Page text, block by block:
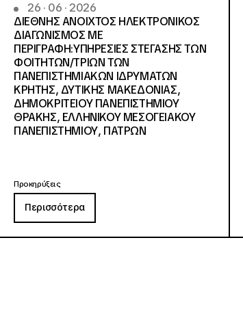
26 · 06 · 2026
ΔΙΕΘΝΗΣ ΑΝΟΙΧΤΟΣ ΗΛΕΚΤΡΟΝΙΚΟΣ
ΔΙΑΓΩΝΙΣΜΟΣ ΜΕ
ΠΕΡΙΓΡΑΦΗ:ΥΠΗΡΕΣΙΕΣ ΣΤΕΓΑΣΗΣ ΤΩΝ
ΦΟΙΤΗΤΩΝ/ΤΡΙΩΝ ΤΩΝ
ΠΑΝΕΠΙΣΤΗΜΙΑΚΩΝ ΙΔΡΥΜΑΤΩΝ
KΡΗΤΗΣ, ΔΥΤΙΚΗΣ ΜΑΚΕΔΟΝΙΑΣ,
ΔΗΜΟΚΡΙΤΕΙΟΥ ΠΑΝΕΠΙΣΤΗΜΙΟΥ
ΘΡΑΚΗΣ, ΕΛΛΗΝΙΚΟΥ ΜΕΣΟΓΕΙΑΚΟΥ
ΠΑΝΕΠΙΣΤΗΜΙΟΥ, ΠΑΤΡΩΝ
Προκηρύξεις
Περισσότερα